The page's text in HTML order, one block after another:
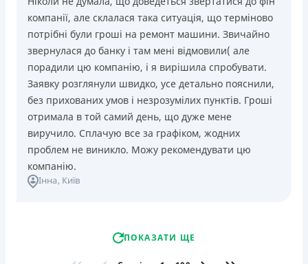
компанії, але склалася така ситуація, що терміново
потрібні були гроші на ремонт машини. Звичайно
звернулася до банку і там мені відмовили( але
порадили цю компанію, і я вирішила спробувати.
Заявку розглянули швидко, усе детально пояснили,
без прихованих умов і незрозумілих пунктів. Гроші
отримала в той самий день, що дуже мене
виручило. Сплачую все за графіком, жодних
проблем не виникло. Можу рекомендувати цю
компанію.
Інна, Київ
ПОКАЗАТИ ЩЕ